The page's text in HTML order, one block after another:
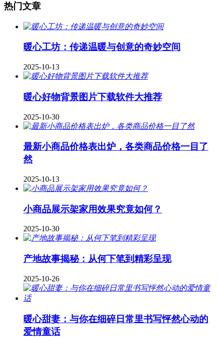
热门文章
暖心工坊：传递温暖与创意的奇妙空间
2025-10-13
暖心好物背景图片下载软件大推荐
2025-10-30
最新小商品价格表出炉，各类商品价格一目了
然
2025-10-13
小商品展示架家用效果究竟如何？
2025-10-30
产地故事揭秘：从何下笔到精彩呈现
2025-10-26
暖心甜妻：与你在细碎日常里书写怦然心动的
爱情童话